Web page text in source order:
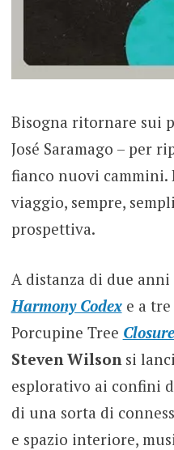
Bisogna ritornare sui
José Saramago – per
fianco nuovi
viaggio, sempre,
prospettiva.
A distanza di due
Harmony Codexe a tre
Porcupine Tree
Steven Wilsonsi
esplorativo ai confini
di una sorta di
e spazio interiore,